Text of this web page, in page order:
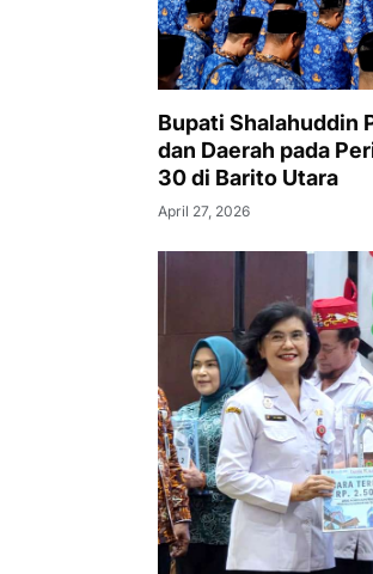
Bupati Shalahuddin
dan Daerah pada
30 di Barito Utara
April 27, 2026